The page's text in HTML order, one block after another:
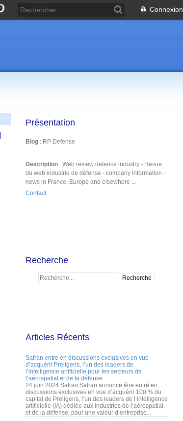
Connexion
Présentation
Blog : RP Defense
Description : Web review defence industry - Revue
du web industrie de défense - company information -
news in France, Europe and elsewhere ...
Contact
Recherche
Articles Récents
Safran entre en discussions exclusives en vue
d’acquérir Preligens, l’un des leaders de
l’intelligence artificielle pour les secteurs de
l’aérospatial et de la défense
24 juin 2024 Safran Safran annonce être entré en
discussions exclusives en vue d’acquérir 100 % du
capital de Preligens, l’un des leaders de l’intelligence
artificielle (IA) dédiée aux industries de l’aérospatial
et de la défense, pour une valeur d’entreprise...